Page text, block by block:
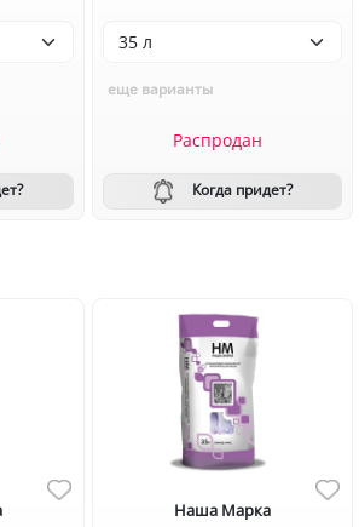
еще варианты
Распродан
Когда придет?
Наша Марка